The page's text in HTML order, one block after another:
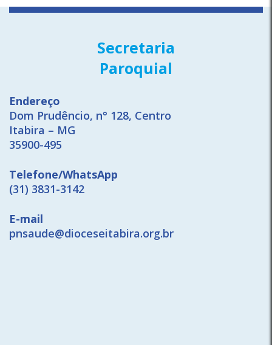
Secretaria
Paroquial
Endereço
Dom Prudêncio, n° 128, Centro
Itabira – MG
35900-495
Telefone/WhatsApp
(31) 3831-3142
E-mail
pnsaude@dioceseitabira.org.br